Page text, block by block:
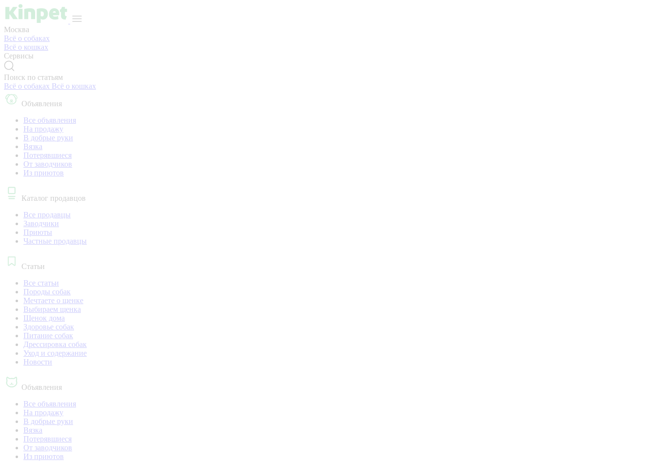
Москва
Всё о собаках
Всё о кошках
Сервисы
Поиск по статьям
Всё о собаках Всё о кошках
Объявления
Все объявления
На продажу
В добрые руки
Вязка
Потерявшиеся
От заводчиков
Из приютов
Каталог продавцов
Все продавцы
Заводчики
Приюты
Частные продавцы
Статьи
Все статьи
Породы собак
Мечтаете о щенке
Выбираем щенка
Щенок дома
Здоровье собак
Питание собак
Дрессировка собак
Уход и содержание
Новости
Объявления
Все объявления
На продажу
В добрые руки
Вязка
Потерявшиеся
От заводчиков
Из приютов